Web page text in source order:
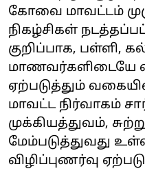
கோவை மாவட்டம்
நிகழ்சிகள்
குறிப்பாக, பள்ளி,
மாணவர்களிடையே
ஏற்படுத்தும்
மாவட்ட நிர்வாகம்
முக்கியத்துவம்,
மேம்படுத்துவது
விழிப்புணர்வு